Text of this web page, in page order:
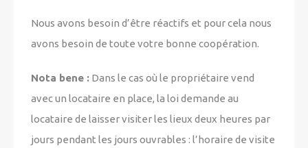
Nous avons besoin d’être réactifs et pour cela nous
avons besoin de toute votre bonne coopération.
Nota bene : Dans le cas où le propriétaire vend
avec un locataire en place, la loi demande au
locataire de laisser visiter les lieux deux heures par
jours pendant les jours ouvrables : l’horaire de visite